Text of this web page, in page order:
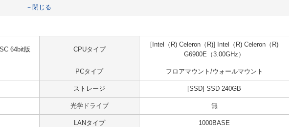
－閉じる
64bit版 CPUタイプ
[Intel（R) Celeron（R)] Intel（R) Celeron（R)
G6900E（3.00GHz）
PCタイプ フロアマウント/ウォールマウント
ストレージ [SSD] SSD 240GB
光学ドライブ 無
LANタイプ 1000BASE